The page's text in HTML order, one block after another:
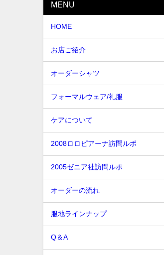
MENU
HOME
お店ご紹介
オーダーシャツ
フォーマルウェア/礼服
ケアについて
2008ロロピアーナ訪問ルポ
2005ゼニア社訪問ルポ
オーダーの流れ
服地ラインナップ
Q＆A